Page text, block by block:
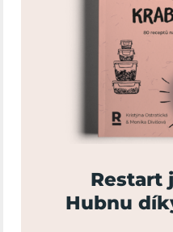
Restart
Hubnu